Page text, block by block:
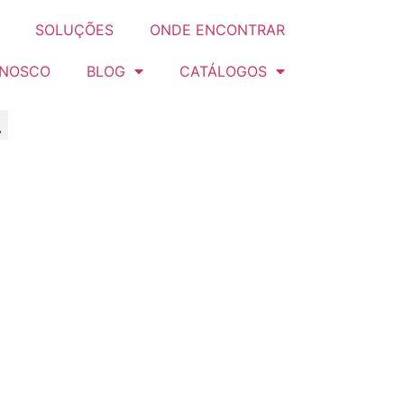
SOLUÇÕES ONDE ENCONTRAR
BLOG CATÁLOGOS